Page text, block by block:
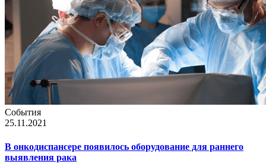
События
25.11.2021
В онкодиспансере появилось оборудование для раннего
выявления рака